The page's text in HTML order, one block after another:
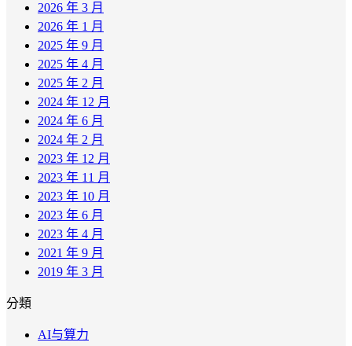
2026 年 3 月
2026 年 1 月
2025 年 9 月
2025 年 4 月
2025 年 2 月
2024 年 12 月
2024 年 6 月
2024 年 2 月
2023 年 12 月
2023 年 11 月
2023 年 10 月
2023 年 6 月
2023 年 4 月
2021 年 9 月
2019 年 3 月
分類
AI与算力